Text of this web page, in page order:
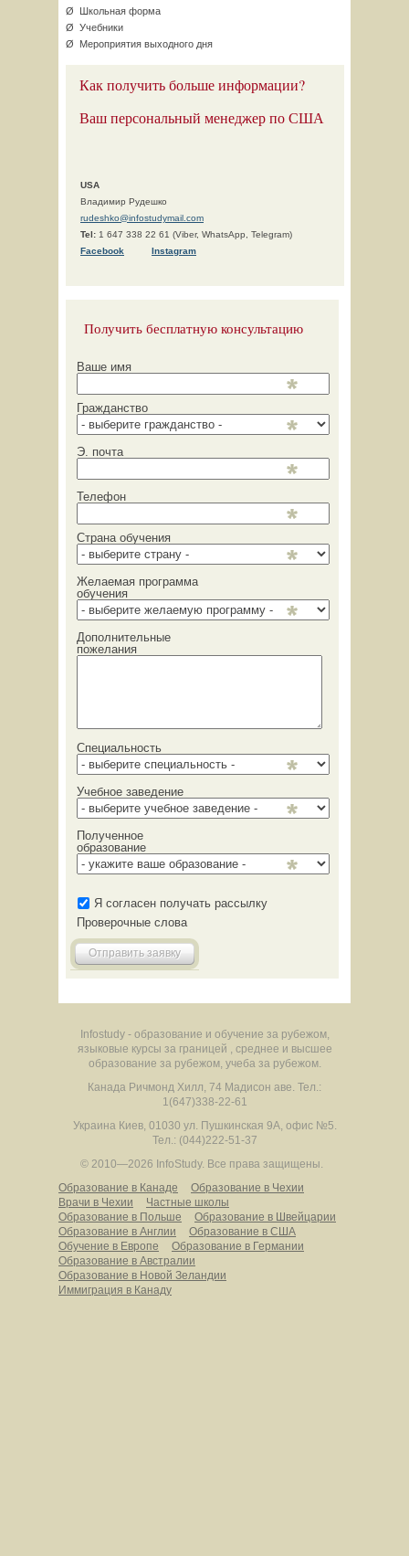
Ø Школьная форма
Ø Учебники
Ø Мероприятия выходного дня
Как получить больше информации?
Ваш персональный менеджер по США
USA
Владимир Рудешко
rudeshko@infostudymail.com
Tel: 1 647 338 22 61 (Viber, WhatsApp, Telegram)
Facebook Instagram
Получить бесплатную консультацию
Ваше имя
Гражданство
Э. почта
Телефон
Страна обучения
Желаемая программа
обучения
Дополнительные
пожелания
Специальность
Учебное заведение
Полученное
образование
Я согласен получать рассылку
Проверочные слова
Отправить заявку
Infostudy - образование и обучение за рубежом,
языковые курсы за границей , среднее и высшее
образование за рубежом, учеба за рубежом.
Канада Ричмонд Хилл, 74 Мадисон аве. Тел.:
1(647)338-22-61
Украина Киев, 01030 ул. Пушкинская 9А, офис №5.
Тел.: (044)222-51-37
© 2010—2026 InfoStudy. Все права защищены.
Образование в Канаде
Образование в Чехии
Врачи в Чехии
Частные школы
Образование в Польше
Образование в Швейцарии
Образование в Англии
Образование в США
Обучение в Европе
Образование в Германии
Образование в Австралии
Образование в Новой Зеландии
Иммиграция в Канаду